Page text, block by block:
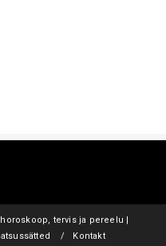
tervis ja pereelu |
Kontakt